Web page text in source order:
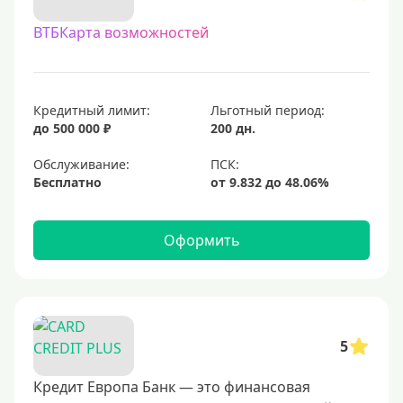
С овердрафтом
С процентом на остаток
Доступные
Сумма (рублей)
25000 руб
30000 руб
40000 руб
ВТБКарта возможностей
Кредитный лимит:
до 500 000 ₽
Льготный период:
200 дн.
Обслуживание:
Бесплатно
Оформить
5
Кредит Европа Банк — это финансовая